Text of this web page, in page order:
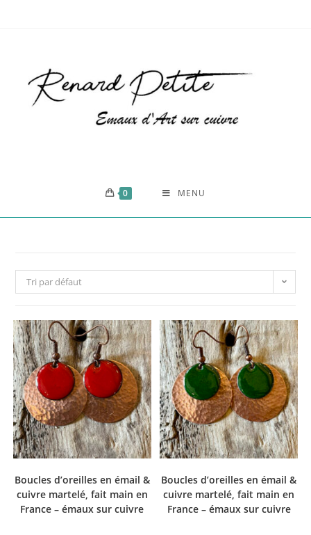
0 MENU
Tri par défaut
Boucles d’oreilles en émail &
cuivre martelé, fait main en
France – émaux sur cuivre
Boucles d’oreilles en émail &
cuivre martelé, fait main en
France – émaux sur cuivre